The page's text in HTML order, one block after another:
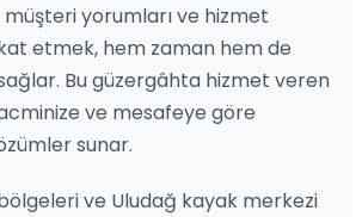
yorumları ve hizmet
etmek, hem zaman hem de
Bu güzergâhta hizmet veren
ve mesafeye göre
sunar.
ve Uludağ kayak merkezi